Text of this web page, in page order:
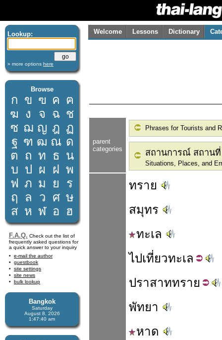
Lookup:
» more options here
Browse
ก ข ฃ ค ฅ
ฆ ง จ ฉ ช
ซ ฌ ญ ฎ ฏ
ฐ ฑ ฒ ณ ด
ต ถ ท ธ น
บ ป ผ ฝ พ
ฟ ภ ม ย
ร
ฤ
ล ว ศ ษ
ส ห ฬ อ ฮ
F.A.Q. Check out the list of
frequently asked questions for
a quick answer to your inquiry
e-mail the author
guestbook
site settings
site news
bulk lookup
Bangkok
Saturday
August 8, 2026
1:47:41 am
Welcome Lessons Dictionary
parent
categories
Phrases for Tourists and
สถานการณ์ สถานที่
Situations, Places, and
ทราย
สมุทร
ทะเล
ไปเที่ยวทะเล
ปราสาททราย
พัทยา
หาด